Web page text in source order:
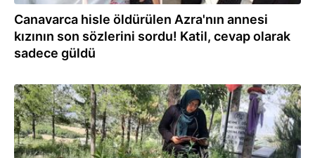
Canavarca hisle öldürülen Azra'nın annesi
kızının son sözlerini sordu! Katil, cevap olarak
sadece güldü
01.06.2022